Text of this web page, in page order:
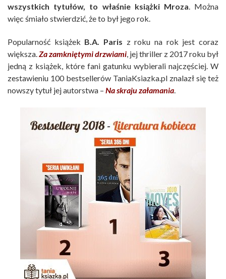
wszystkich tytułów, to właśnie książki Mroza. Można
więc śmiało stwierdzić, że to był jego rok.
Popularność książek B.A. Paris z roku na rok jest coraz
większa.Za zamkniętymi drzwiami, jej thriller z 2017 roku był
jedną z książek, które fani gatunku wybierali najczęściej. W
zestawieniu 100 bestsellerów TaniaKsiazka.pl znalazł się też
nowszy tytuł jej autorstwa – Na skraju załamania.